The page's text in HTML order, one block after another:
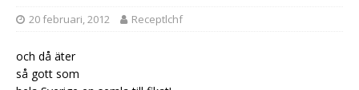
20 februari, 2012 Receptlchf
och då äter
så gott som